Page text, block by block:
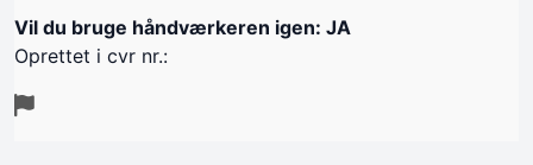
Vil du bruge håndværkeren igen: JA
Oprettet i cvr nr.: